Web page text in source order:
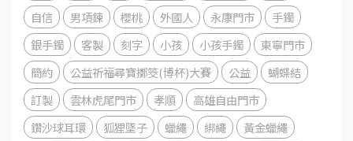
自信
男項鍊 櫻桃 外國人 永康門市
手鐲
銀手鐲
客製 刻字 小孩 小孩手鐲
東寧門市
簡約
公益祈福尋寶擲筊(博杯)大賽 公益
蝴蝶結
訂製
雲林虎尾門市 孝順
高雄自由門市
鑽沙球耳環
狐狸墜子 蠟繩 綁繩
黃金蠟繩